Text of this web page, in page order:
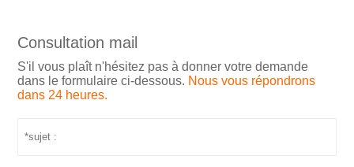
Consultation mail
S'il vous plaît n'hésitez pas à donner votre demande
dans le formulaire ci-dessous. Nous vous répondrons
dans 24 heures.